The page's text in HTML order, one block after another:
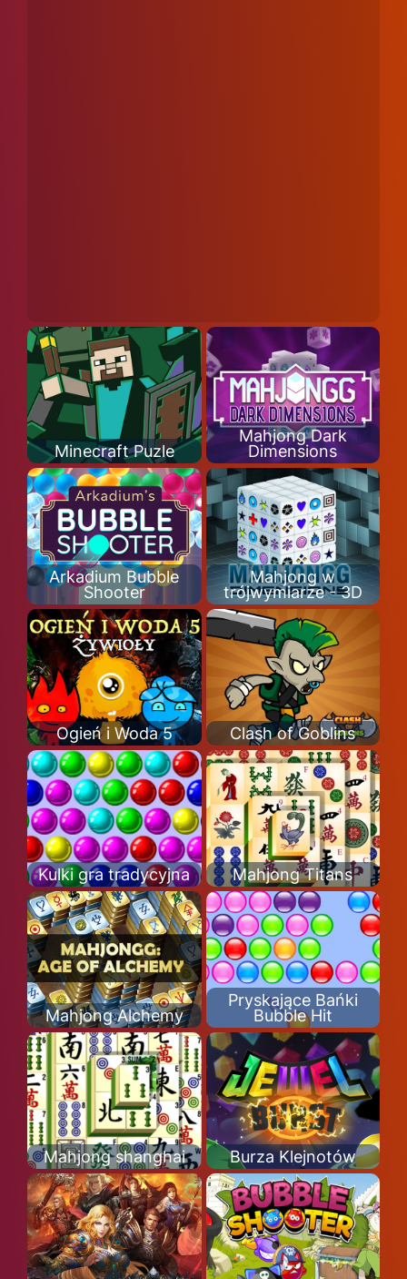
Minecraft Puzle
Mahjong Dark
Dimensions
Arkadium Bubble
Shooter
Mahjong w
trójwymiarze - 3D
Ogień i Woda 5 Clash of Goblins
Kulki gra tradycyjna Mahjong Titans
Mahjong Alchemy
Pryskające Bańki
Bubble Hit
Mahjong shanghai Burza Klejnotów